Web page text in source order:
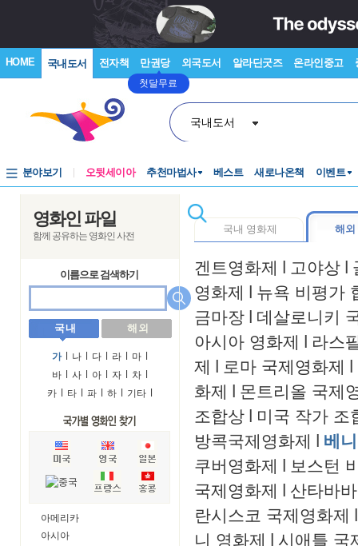
HOME 국내도서 전자책 만권당
첫달무료
외국도서 알라딘굿즈 온라인중고
국내도서
분야보기 오뒷세이아 추천마법사 베스트 새로나온책 이벤트
영화인 파일
함께 공유하는 영화인 사전
이름으로 검색하기
국 내 해 외
가 l 나 l 다 l 라 l 마 l
바 l 사 l 아 l 자 l 차 l
카 l 타 l 파 l 하 l 기타 l
아메리카
아시아
국내 영화제 해
겐트영화제 l 고야상 l
영화제 l 뉴욕 비평가
금마장 l 데살로니키
아시아 영화제 l 라스
제 l 로마 국제영화제 l
화제 l 몬트리올 국제
조합상 l 미국 작가 조
방콕국제영화제 l 베
쿠버영화제 l 보스턴
국제영화제 l 산타바
란시스코 국제영화제 l
니 영화제 l 시애틀 국